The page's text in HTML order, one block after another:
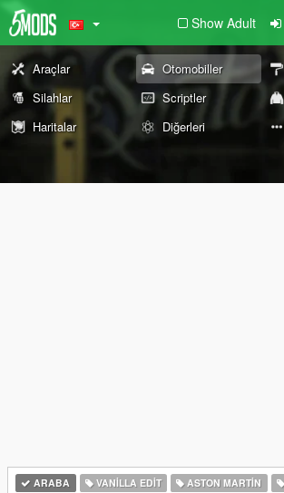
Show Adult
Araçlar Otomobiller
Silahlar
Scriptler
Haritalar
Diğerleri
ARABA VANILLA EDIT ASTON MARTIN